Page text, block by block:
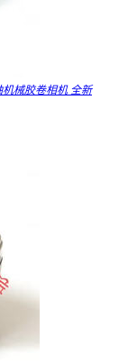
械胶卷相机 全新